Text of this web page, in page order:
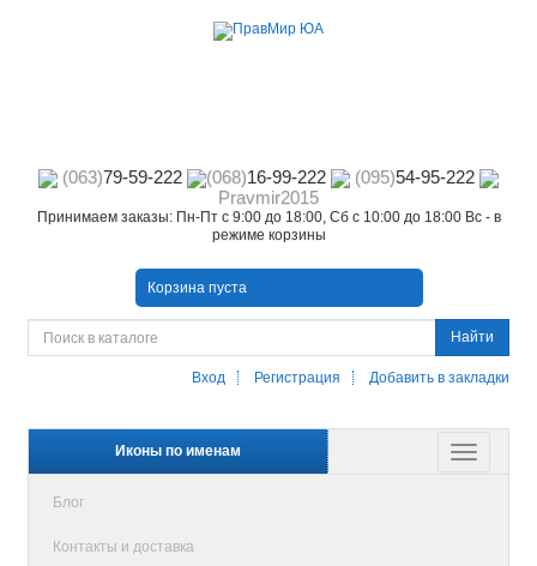
(063)79-59-222 (068)16-99-222 (095)54-95-222
Pravmir2015
Принимаем заказы: Пн-Пт с 9:00 до 18:00, Сб с 10:00 до 18:00 Вс - в
режиме корзины
Корзина пуста
Найти
Вход Регистрация Добавить в закладки
Иконы по именам
Блог
Контакты и доставка